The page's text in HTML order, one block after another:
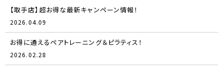
【取手店】超お得な最新キャンペーン情報！
2026.04.09
お得に通えるペアトレーニング＆ピラティス！
2026.02.28